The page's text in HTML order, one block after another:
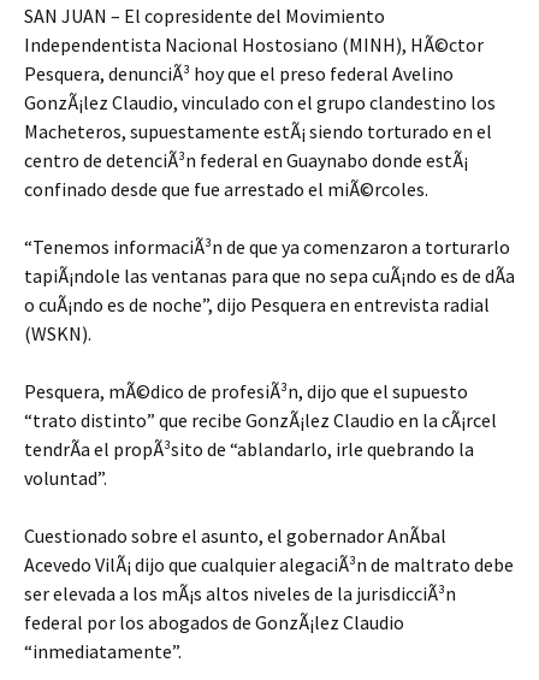
SAN JUAN – El copresidente del Movimiento
Independentista Nacional Hostosiano (MINH), HÃ©ctor
Pesquera, denunciÃ³ hoy que el preso federal Avelino
GonzÃ¡lez Claudio, vinculado con el grupo clandestino los
Macheteros, supuestamente estÃ¡ siendo torturado en el
centro de detenciÃ³n federal en Guaynabo donde estÃ¡
confinado desde que fue arrestado el miÃ©rcoles.
“Tenemos informaciÃ³n de que ya comenzaron a torturarlo
tapiÃ¡ndole las ventanas para que no sepa cuÃ¡ndo es de dÃ­a
o cuÃ¡ndo es de noche”, dijo Pesquera en entrevista radial
(WSKN).
Pesquera, mÃ©dico de profesiÃ³n, dijo que el supuesto
“trato distinto” que recibe GonzÃ¡lez Claudio en la cÃ¡rcel
tendrÃ­a el propÃ³sito de “ablandarlo, irle quebrando la
voluntad”.
Cuestionado sobre el asunto, el gobernador AnÃ­bal
Acevedo VilÃ¡ dijo que cualquier alegaciÃ³n de maltrato debe
ser elevada a los mÃ¡s altos niveles de la jurisdicciÃ³n
federal por los abogados de GonzÃ¡lez Claudio
“inmediatamente”.